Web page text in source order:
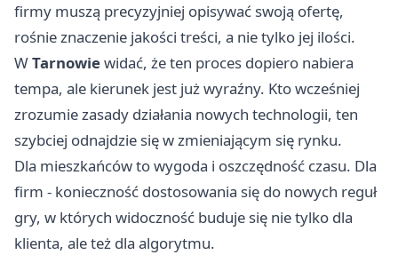
firmy muszą precyzyjniej opisywać swoją ofertę,
rośnie znaczenie jakości treści, a nie tylko jej ilości.
WTarnowiewidać, że ten proces dopiero nabiera
tempa, ale kierunek jest już wyraźny. Kto wcześniej
zrozumie zasady działania nowych technologii, ten
szybciej odnajdzie się w zmieniającym się rynku.
Dla mieszkańców to wygoda i oszczędność czasu. Dla
firm - konieczność dostosowania się do nowych reguł
gry, w których widoczność buduje się nie tylko dla
klienta, ale też dla algorytmu.